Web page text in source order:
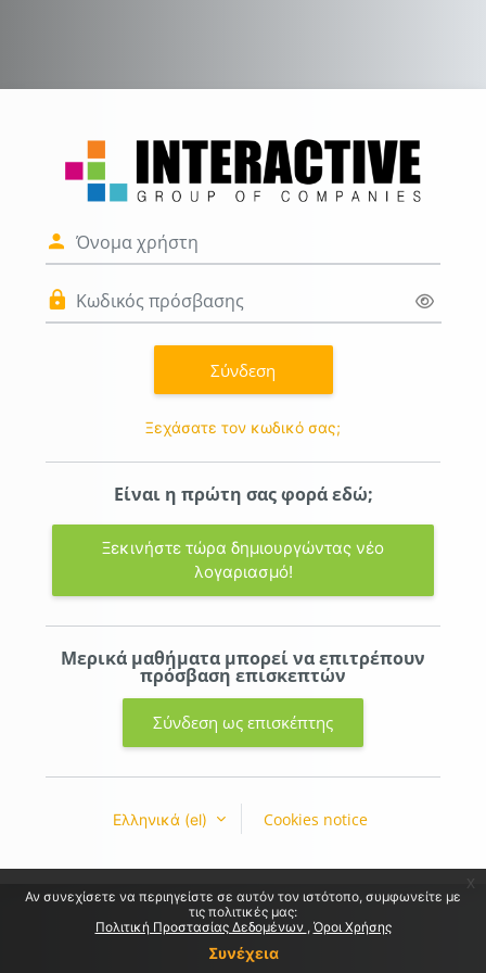
Αν συνεχίσετε να περιηγείστε σε αυτόν τον ιστότοπο, συμφωνείτε με
τις πολιτικές μας:
Πολιτική Προστασίας Δεδομένων Όροι Χρήσης
Συνέχεια
x
Σύνδεση στο
Σύνδεση
Ξεχάσατε τον κωδικό σας;
Είναι η πρώτη σας φορά εδώ;
Ξεκινήστε τώρα δημιουργώντας νέο
λογαριασμό!
Μερικά μαθήματα μπορεί να επιτρέπουν
πρόσβαση επισκεπτών
Σύνδεση ως επισκέπτης
Ελληνικά ‎(el)‎ Cookies notice